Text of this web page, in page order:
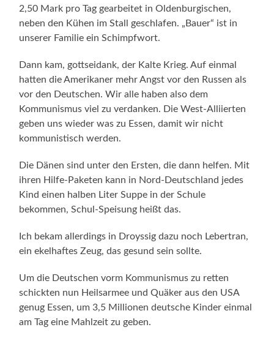
2,50 Mark pro Tag gearbeitet in Oldenburgischen,
neben den Kühen im Stall geschlafen. „Bauer“ ist in
unserer Familie ein Schimpfwort.
Dann kam, gottseidank, der Kalte Krieg. Auf einmal
hatten die Amerikaner mehr Angst vor den Russen als
vor den Deutschen. Wir alle haben also dem
Kommunismus viel zu verdanken. Die West-Alliierten
geben uns wieder was zu Essen, damit wir nicht
kommunistisch werden.
Die Dänen sind unter den Ersten, die dann helfen. Mit
ihren Hilfe-Paketen kann in Nord-Deutschland jedes
Kind einen halben Liter Suppe in der Schule
bekommen, Schul-Speisung heißt das.
Ich bekam allerdings in Droyssig dazu noch Lebertran,
ein ekelhaftes Zeug, das gesund sein sollte.
Um die Deutschen vorm Kommunismus zu retten
schickten nun Heilsarmee und Quäker aus den USA
genug Essen, um 3,5 Millionen deutsche Kinder einmal
am Tag eine Mahlzeit zu geben.